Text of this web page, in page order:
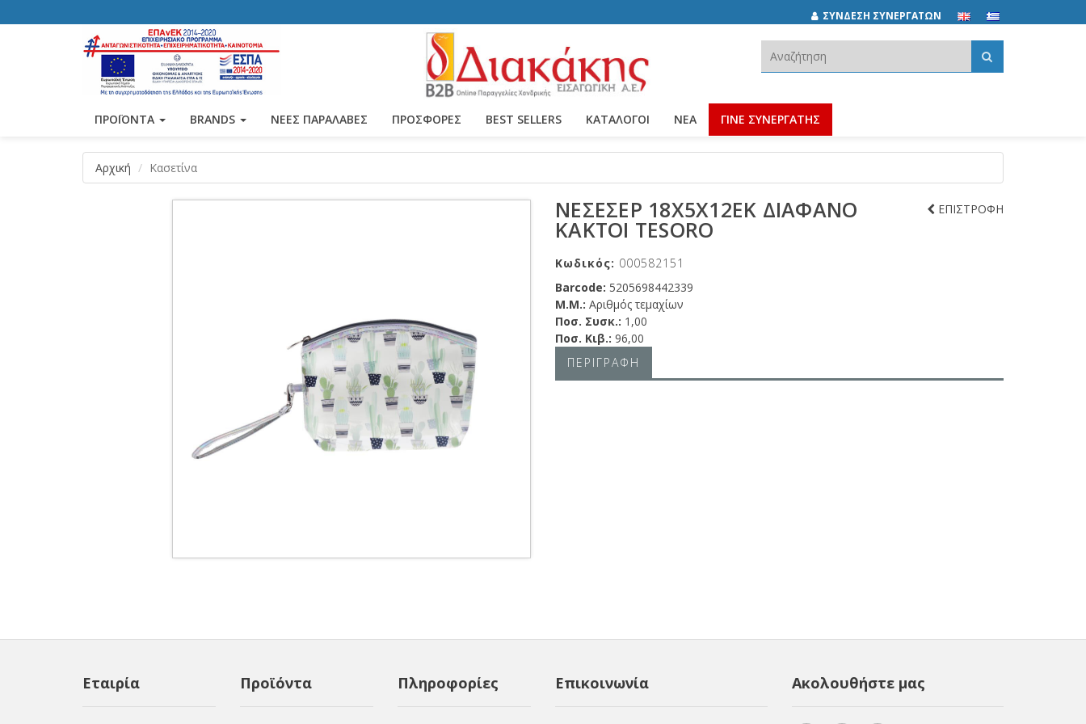
ΣΥΝΔΕΣΗ ΣΥΝΕΡΓΑΤΩΝ
ΠΡΟΪΟΝΤΑ BRANDS ΝΕΕΣ ΠΑΡΑΛΑΒΕΣ ΠΡΟΣΦΟΡΕΣ BEST SELLERS ΚΑΤΆΛΟΓΟΙ ΝΈΑ ΓΙΝΕ ΣΥΝΕΡΓΑΤΗΣ
Αναζήτηση:
Αρχική Κασετίνα
ΝΕΣΕΣΕΡ 18Χ5Χ12ΕΚ ΔΙΑΦΑΝΟ
ΚΑΚΤΟΙ TESORO
ΕΠΙΣΤΡΟΦΗ
Κωδικός: 000582151
Barcode: 5205698442339
Μ.Μ.: Αριθμός τεμαχίων
Ποσ. Συσκ.: 1,00
Ποσ. Κιβ.: 96,00
ΠΕΡΙΓΡΑΦΗ
Εταιρία Προϊόντα Πληροφορίες Επικοινωνία Ακολουθήστε μας